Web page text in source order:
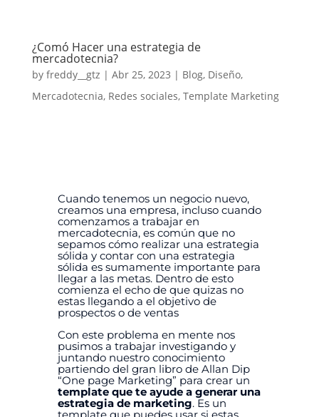
¿Comó Hacer una estrategia de
mercadotecnia?
by freddy__gtz | Abr 25, 2023 | Blog, Diseño,
Mercadotecnia, Redes sociales, Template Marketing
Cuando tenemos un negocio nuevo,
creamos una empresa, incluso cuando
comenzamos a trabajar en
mercadotecnia, es común que no
sepamos cómo realizar una estrategia
sólida y contar con una estrategia
sólida es sumamente importante para
llegar a las metas. Dentro de esto
comienza el echo de que quizas no
estas llegando a el objetivo de
prospectos o de ventas
Con este problema en mente nos
pusimos a trabajar investigando y
juntando nuestro conocimiento
partiendo del gran libro de Allan Dip
“One page Marketing” para crear un
template que te ayude a generar una
estrategia de marketing. Es un